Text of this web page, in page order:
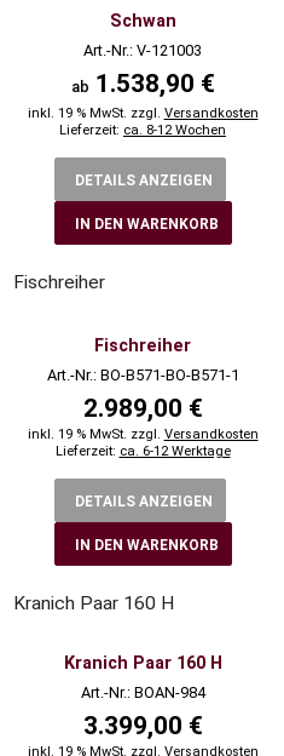
Schwan
Art.-Nr.: V-121003
ab 1.538,90 €
inkl. 19 % MwSt. zzgl. Versandkosten
Lieferzeit: ca. 8-12 Wochen
DETAILS ANZEIGEN
IN DEN WARENKORB
Fischreiher
Fischreiher
Art.-Nr.: BO-B571-BO-B571-1
2.989,00 €
inkl. 19 % MwSt. zzgl. Versandkosten
Lieferzeit: ca. 6-12 Werktage
DETAILS ANZEIGEN
IN DEN WARENKORB
Kranich Paar 160 H
Kranich Paar 160 H
Art.-Nr.: BOAN-984
3.399,00 €
inkl. 19 % MwSt. zzgl. Versandkosten